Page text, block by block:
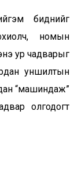
биднийг
номын
ур чадварыг
уншилтын
“машиндаж”
олгодогт